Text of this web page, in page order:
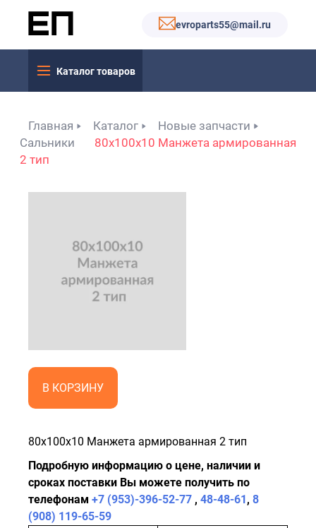
evroparts55@mail.ru
Каталог товаров
Главная Каталог
Новые запчасти
Сальники
80x100x10 Манжета армированная
2 тип
В КОРЗИНУ
80x100x10 Манжета армированная 2 тип
Подробную информацию о цене, наличии и
сроках поставки Вы можете получить по
телефонам +7 (953)-396-52-77 , 48-48-61, 8
(908) 119-65-59